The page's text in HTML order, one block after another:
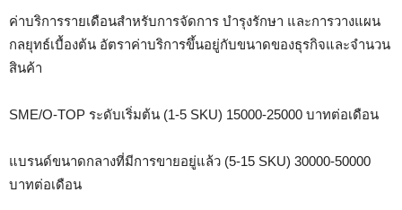
ค่าบริการรายเดือนสำหรับการจัดการ บำรุงรักษา และการวางแผน
กลยุทธ์เบื้องต้น อัตราค่าบริการขึ้นอยู่กับขนาดของธุรกิจและจำนวน
สินค้า
SME/O-TOP ระดับเริ่มต้น (1-5 SKU) 15000-25000 บาทต่อเดือน
แบรนด์ขนาดกลางที่มีการขายอยู่แล้ว (5-15 SKU) 30000-50000
บาทต่อเดือน